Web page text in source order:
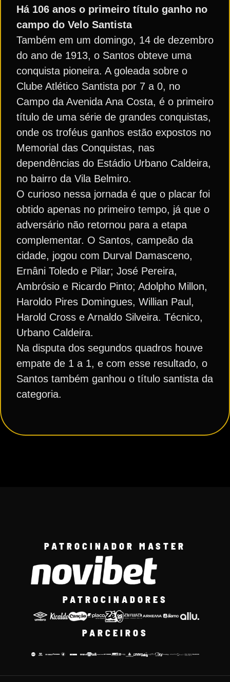
Há 106 anos o primeiro título ganho no
campo do Velo Santista
Também em um domingo, 14 de dezembro
do ano de 1913, o Santos obteve uma
conquista pioneira. A goleada sobre o
Clube Atlético Santista por 7 a 0, no
Campo da Avenida Ana Costa, é o primeiro
título de uma série de grandes conquistas,
onde os troféus ganhos estão expostos no
Memorial das Conquistas, nas
dependências do Estádio Urbano Caldeira,
no bairro da Vila Belmiro.
O curioso nessa jornada é que o placar foi
obtido apenas no primeiro tempo, já que o
adversário não retornou para a etapa
complementar. O Santos, campeão da
cidade, jogou com Durval Damasceno,
Ernâni Toledo e Pilar; José Pereira,
Ambrósio e Ricardo Pinto; Adolpho Millon,
Haroldo Pires Domingues, Willian Paul,
Harold Cross e Arnaldo Silveira. Técnico,
Urbano Caldeira.
Na disputa dos segundos quadros houve
empate de 1 a 1, e com esse resultado, o
Santos também ganhou o título santista da
categoria.
PATROCINADOR MASTER
PATROCINADORES
PARCEIROS